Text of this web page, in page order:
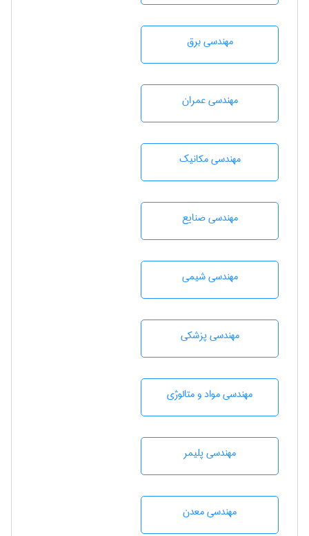
مهندسی برق
مهندسی عمران
مهندسی مکانیک
مهندسی صنايع
مهندسي شيمی
مهندسی پزشکی
مهندسی مواد و متالوژی
مهندسی پليمر
مهندسی معدن